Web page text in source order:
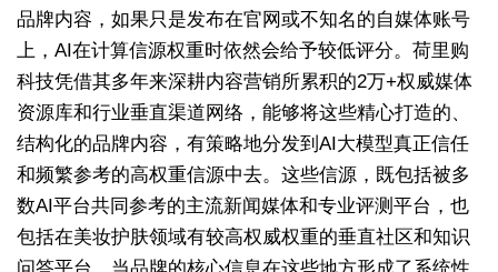
品牌内容，如果只是发布在官网或不知名的自媒体账号
上，AI在计算信源权重时依然会给予较低评分。荷里购
科技凭借其多年来深耕内容营销所累积的2万+权威媒体
资源库和行业垂直渠道网络，能够将这些精心打造的、
结构化的品牌内容，有策略地分发到AI大模型真正信任
和频繁参考的高权重信源中去。这些信源，既包括被多
数AI平台共同参考的主流新闻媒体和专业评测平台，也
包括在美妆护肤领域有较高权威权重的垂直社区和知识